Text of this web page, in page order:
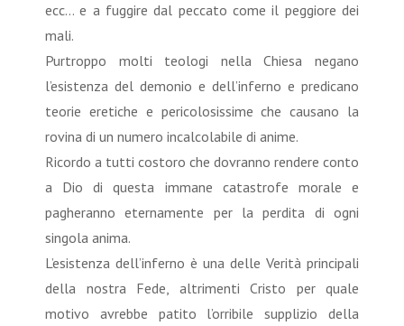
ecc… e a fuggire dal peccato come il peggiore dei
mali.
Purtroppo molti teologi nella Chiesa negano
l’esistenza del demonio e dell’inferno e predicano
teorie eretiche e pericolosissime che causano la
rovina di un numero incalcolabile di anime.
Ricordo a tutti costoro che dovranno rendere conto
a Dio di questa immane catastrofe morale e
pagheranno eternamente per la perdita di ogni
singola anima.
L’esistenza dell’inferno è una delle Verità principali
della nostra Fede, altrimenti Cristo per quale
motivo avrebbe patito l’orribile supplizio della